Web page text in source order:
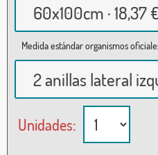
60x100cm · 18,37
Medida estándar organismos
2 anillas lateral
Unidades: